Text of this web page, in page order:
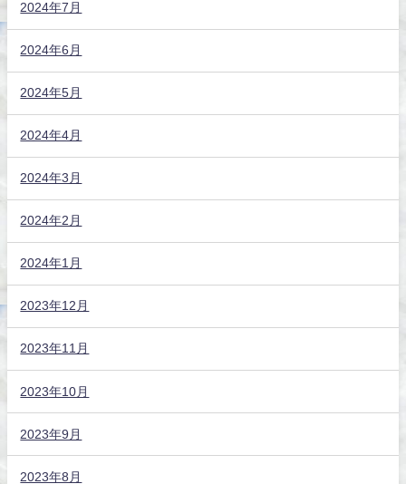
2024年7月
2024年6月
2024年5月
2024年4月
2024年3月
2024年2月
2024年1月
2023年12月
2023年11月
2023年10月
2023年9月
2023年8月